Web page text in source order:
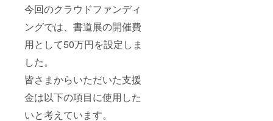
今回のクラウドファンディ
ングでは、書道展の開催費
用として50万円を設定しま
した。
皆さまからいただいた支援
金は以下の項目に使用した
いと考えています。